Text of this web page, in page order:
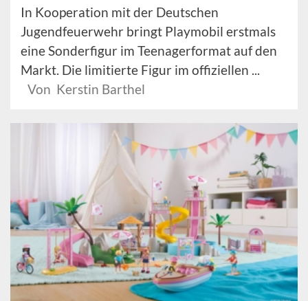
In Kooperation mit der Deutschen
Jugendfeuerwehr bringt Playmobil erstmals
eine Sonderfigur im Teenagerformat auf den
Markt. Die limitierte Figur im offiziellen ...
Von Kerstin Barthel